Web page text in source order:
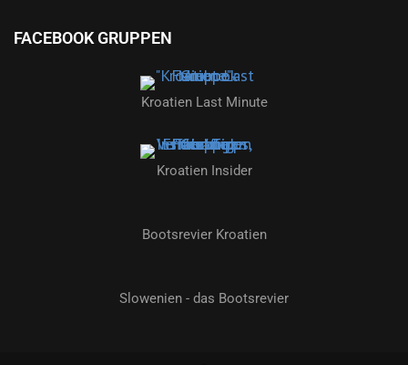
FACEBOOK GRUPPEN
Kroatien Last Minute
Kroatien Insider
Bootsrevier Kroatien
Slowenien - das Bootsrevier